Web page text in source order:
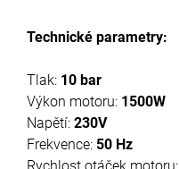
Technické parametry:
Tlak: 10 bar
Výkon motoru: 1500W
Napětí: 230V
Frekvence: 50 Hz